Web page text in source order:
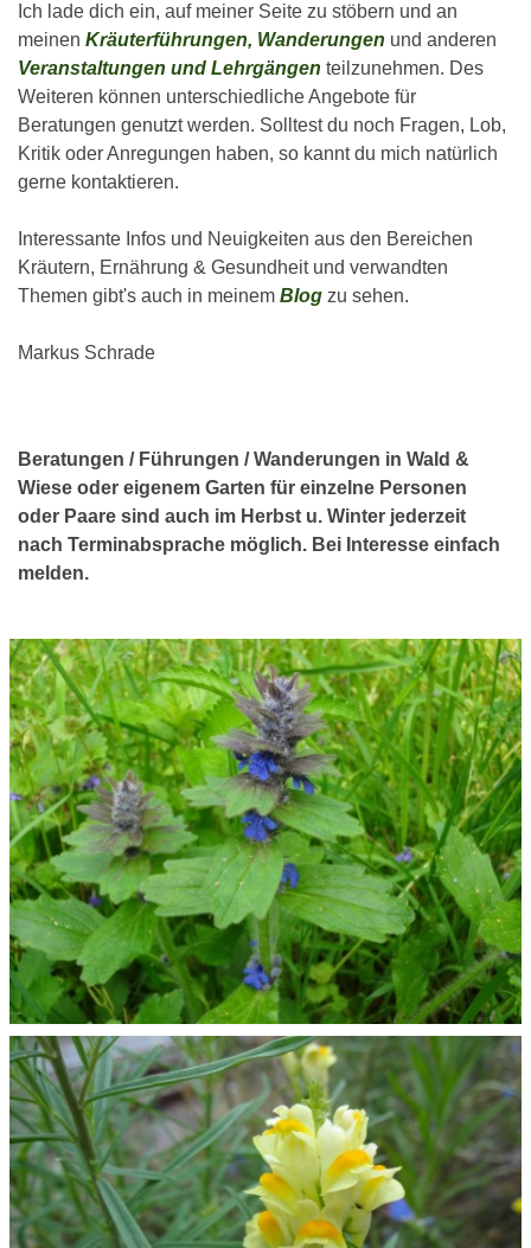
Ich lade dich ein, auf meiner Seite zu stöbern und an
meinen Kräuterführungen, Wanderungen und anderen
Veranstaltungen und Lehrgängen teilzunehmen. Des
Weiteren können unterschiedliche Angebote für
Beratungen genutzt werden. Solltest du noch Fragen, Lob,
Kritik oder Anregungen haben, so kannt du mich natürlich
gerne kontaktieren.
Interessante Infos und Neuigkeiten aus den Bereichen
Kräutern, Ernährung & Gesundheit und verwandten
Themen gibt's auch in meinem Blog zu sehen.
Markus Schrade
Beratungen / Führungen / Wanderungen in Wald &
Wiese oder eigenem Garten für einzelne Personen
oder Paare sind auch im Herbst u. Winter jederzeit
nach Terminabsprache möglich. Bei Interesse einfach
melden.